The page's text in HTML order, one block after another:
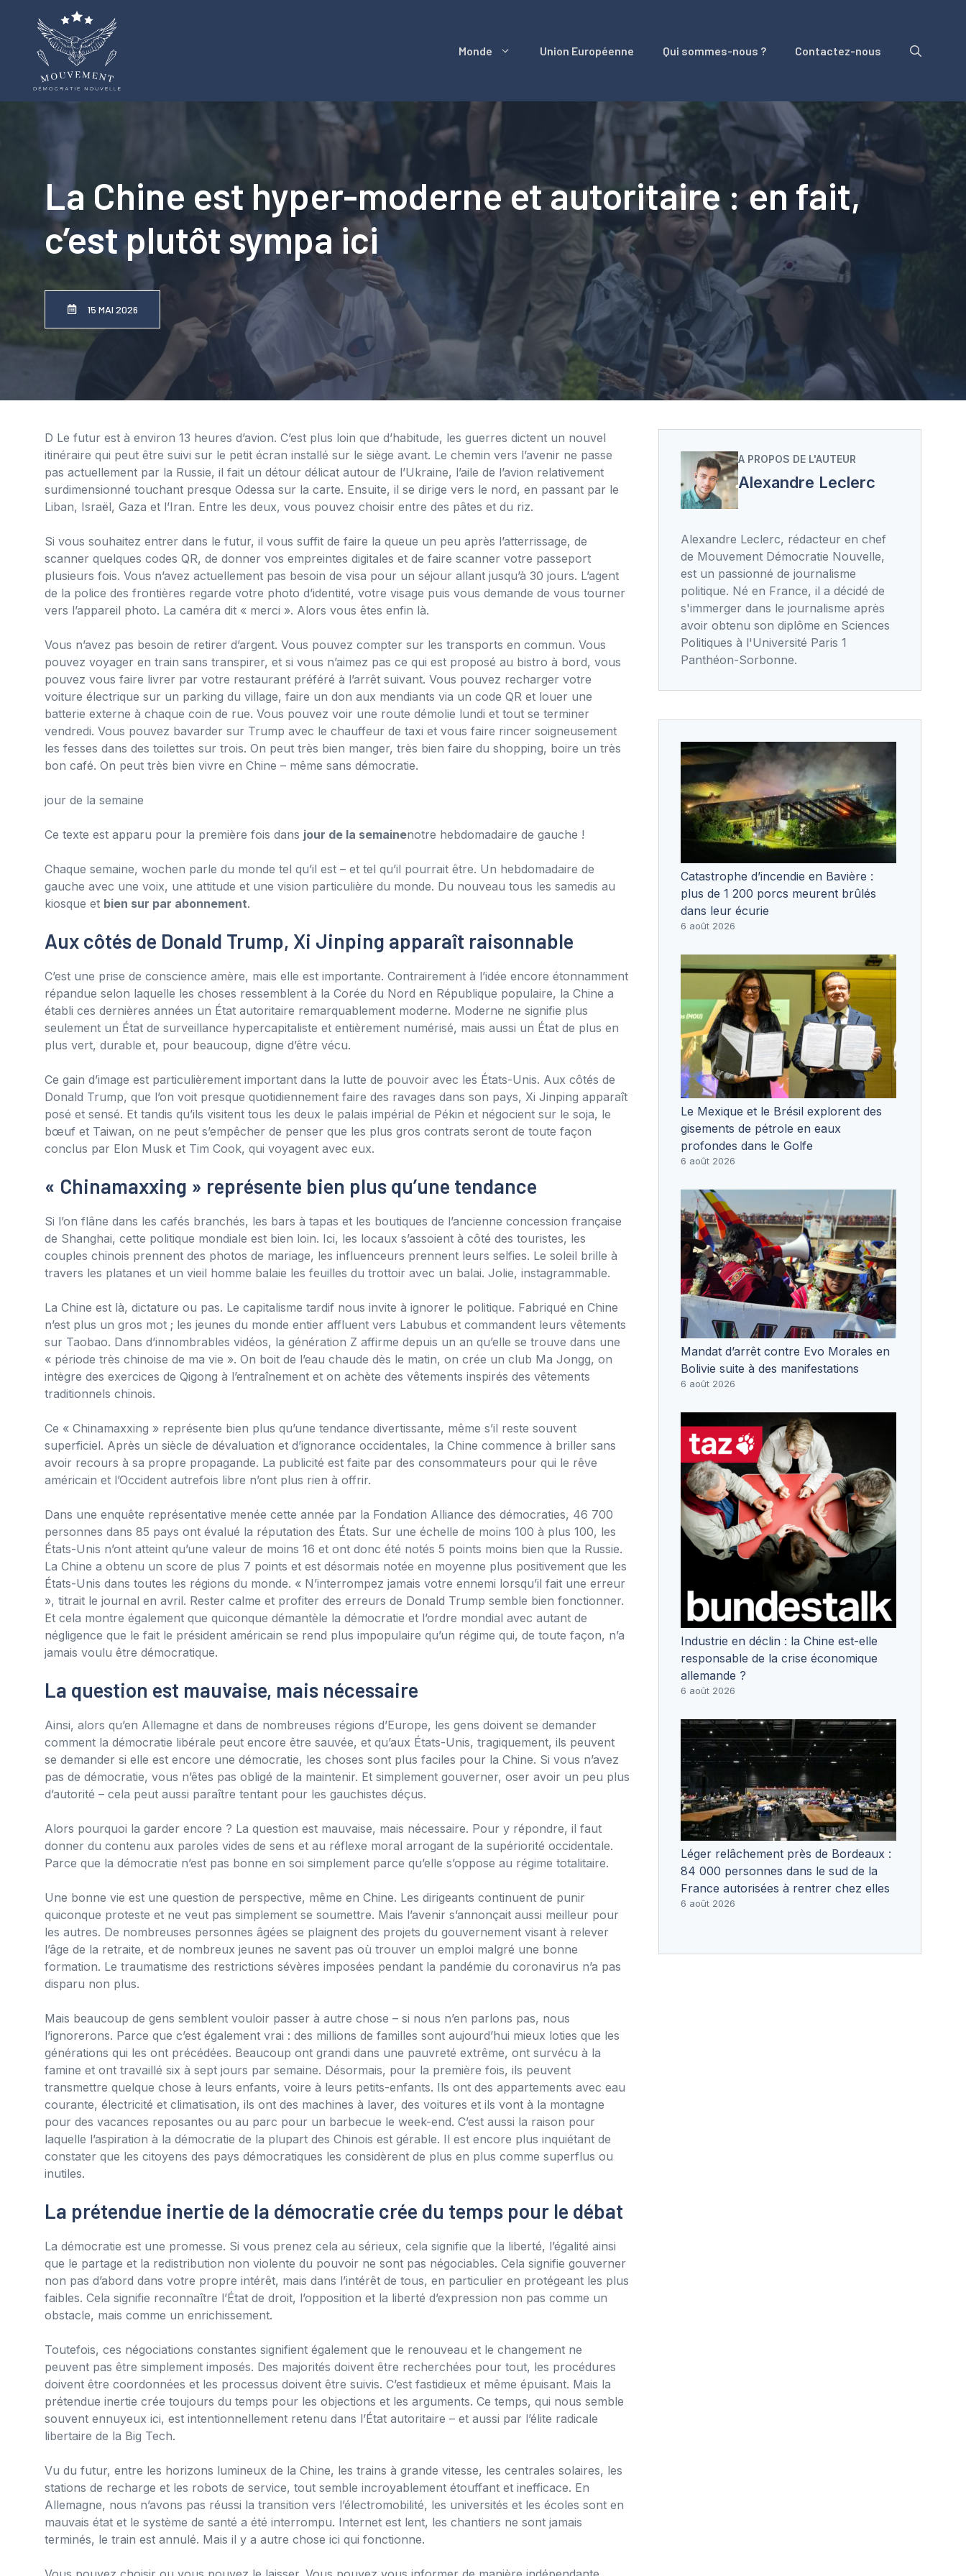
Monde Union Européenne Qui sommes-nous ? Contactez-nous
La Chine est hyper-moderne et autoritaire : en fait,
c’est plutôt sympa ici
15 MAI 2026
D Le futur est à environ 13 heures d’avion. C’est plus loin que d’habitude, les guerres dictent un nouvel
itinéraire qui peut être suivi sur le petit écran installé sur le siège avant. Le chemin vers l’avenir ne passe
pas actuellement par la Russie, il fait un détour délicat autour de l’Ukraine, l’aile de l’avion relativement
surdimensionné touchant presque Odessa sur la carte. Ensuite, il se dirige vers le nord, en passant par le
Liban, Israël, Gaza et l’Iran. Entre les deux, vous pouvez choisir entre des pâtes et du riz.
Si vous souhaitez entrer dans le futur, il vous suffit de faire la queue un peu après l’atterrissage, de
scanner quelques codes QR, de donner vos empreintes digitales et de faire scanner votre passeport
plusieurs fois. Vous n’avez actuellement pas besoin de visa pour un séjour allant jusqu’à 30 jours. L’agent
de la police des frontières regarde votre photo d’identité, votre visage puis vous demande de vous tourner
vers l’appareil photo. La caméra dit « merci ». Alors vous êtes enfin là.
Vous n’avez pas besoin de retirer d’argent. Vous pouvez compter sur les transports en commun. Vous
pouvez voyager en train sans transpirer, et si vous n’aimez pas ce qui est proposé au bistro à bord, vous
pouvez vous faire livrer par votre restaurant préféré à l’arrêt suivant. Vous pouvez recharger votre
voiture électrique sur un parking du village, faire un don aux mendiants via un code QR et louer une
batterie externe à chaque coin de rue. Vous pouvez voir une route démolie lundi et tout se terminer
vendredi. Vous pouvez bavarder sur Trump avec le chauffeur de taxi et vous faire rincer soigneusement
les fesses dans des toilettes sur trois. On peut très bien manger, très bien faire du shopping, boire un très
bon café. On peut très bien vivre en Chine – même sans démocratie.
jour de la semaine
Ce texte est apparu pour la première fois dans jour de la semainenotre hebdomadaire de gauche !
Chaque semaine, wochen parle du monde tel qu’il est – et tel qu’il pourrait être. Un hebdomadaire de
gauche avec une voix, une attitude et une vision particulière du monde. Du nouveau tous les samedis au
kiosque et bien sur par abonnement.
Aux côtés de Donald Trump, Xi Jinping apparaît raisonnable
C’est une prise de conscience amère, mais elle est importante. Contrairement à l’idée encore étonnamment
répandue selon laquelle les choses ressemblent à la Corée du Nord en République populaire, la Chine a
établi ces dernières années un État autoritaire remarquablement moderne. Moderne ne signifie plus
seulement un État de surveillance hypercapitaliste et entièrement numérisé, mais aussi un État de plus en
plus vert, durable et, pour beaucoup, digne d’être vécu.
Ce gain d’image est particulièrement important dans la lutte de pouvoir avec les États-Unis. Aux côtés de
Donald Trump, que l’on voit presque quotidiennement faire des ravages dans son pays, Xi Jinping apparaît
posé et sensé. Et tandis qu’ils visitent tous les deux le palais impérial de Pékin et négocient sur le soja, le
bœuf et Taiwan, on ne peut s’empêcher de penser que les plus gros contrats seront de toute façon
conclus par Elon Musk et Tim Cook, qui voyagent avec eux.
« Chinamaxxing » représente bien plus qu’une tendance
Si l’on flâne dans les cafés branchés, les bars à tapas et les boutiques de l’ancienne concession française
de Shanghai, cette politique mondiale est bien loin. Ici, les locaux s’assoient à côté des touristes, les
couples chinois prennent des photos de mariage, les influenceurs prennent leurs selfies. Le soleil brille à
travers les platanes et un vieil homme balaie les feuilles du trottoir avec un balai. Jolie, instagrammable.
La Chine est là, dictature ou pas. Le capitalisme tardif nous invite à ignorer le politique. Fabriqué en Chine
n’est plus un gros mot ; les jeunes du monde entier affluent vers Labubus et commandent leurs vêtements
sur Taobao. Dans d’innombrables vidéos, la génération Z affirme depuis un an qu’elle se trouve dans une
« période très chinoise de ma vie ». On boit de l’eau chaude dès le matin, on crée un club Ma Jongg, on
intègre des exercices de Qigong à l’entraînement et on achète des vêtements inspirés des vêtements
traditionnels chinois.
Ce « Chinamaxxing » représente bien plus qu’une tendance divertissante, même s’il reste souvent
superficiel. Après un siècle de dévaluation et d’ignorance occidentales, la Chine commence à briller sans
avoir recours à sa propre propagande. La publicité est faite par des consommateurs pour qui le rêve
américain et l’Occident autrefois libre n’ont plus rien à offrir.
Dans une enquête représentative menée cette année par la Fondation Alliance des démocraties, 46 700
personnes dans 85 pays ont évalué la réputation des États. Sur une échelle de moins 100 à plus 100, les
États-Unis n’ont atteint qu’une valeur de moins 16 et ont donc été notés 5 points moins bien que la Russie.
La Chine a obtenu un score de plus 7 points et est désormais notée en moyenne plus positivement que les
États-Unis dans toutes les régions du monde. « N’interrompez jamais votre ennemi lorsqu’il fait une erreur
», titrait le journal en avril. Rester calme et profiter des erreurs de Donald Trump semble bien fonctionner.
Et cela montre également que quiconque démantèle la démocratie et l’ordre mondial avec autant de
négligence que le fait le président américain se rend plus impopulaire qu’un régime qui, de toute façon, n’a
jamais voulu être démocratique.
La question est mauvaise, mais nécessaire
Ainsi, alors qu’en Allemagne et dans de nombreuses régions d’Europe, les gens doivent se demander
comment la démocratie libérale peut encore être sauvée, et qu’aux États-Unis, tragiquement, ils peuvent
se demander si elle est encore une démocratie, les choses sont plus faciles pour la Chine. Si vous n’avez
pas de démocratie, vous n’êtes pas obligé de la maintenir. Et simplement gouverner, oser avoir un peu plus
d’autorité – cela peut aussi paraître tentant pour les gauchistes déçus.
Alors pourquoi la garder encore ? La question est mauvaise, mais nécessaire. Pour y répondre, il faut
donner du contenu aux paroles vides de sens et au réflexe moral arrogant de la supériorité occidentale.
Parce que la démocratie n’est pas bonne en soi simplement parce qu’elle s’oppose au régime totalitaire.
Une bonne vie est une question de perspective, même en Chine. Les dirigeants continuent de punir
quiconque proteste et ne veut pas simplement se soumettre. Mais l’avenir s’annonçait aussi meilleur pour
les autres. De nombreuses personnes âgées se plaignent des projets du gouvernement visant à relever
l’âge de la retraite, et de nombreux jeunes ne savent pas où trouver un emploi malgré une bonne
formation. Le traumatisme des restrictions sévères imposées pendant la pandémie du coronavirus n’a pas
disparu non plus.
Mais beaucoup de gens semblent vouloir passer à autre chose – si nous n’en parlons pas, nous
l’ignorerons. Parce que c’est également vrai : des millions de familles sont aujourd’hui mieux loties que les
générations qui les ont précédées. Beaucoup ont grandi dans une pauvreté extrême, ont survécu à la
famine et ont travaillé six à sept jours par semaine. Désormais, pour la première fois, ils peuvent
transmettre quelque chose à leurs enfants, voire à leurs petits-enfants. Ils ont des appartements avec eau
courante, électricité et climatisation, ils ont des machines à laver, des voitures et ils vont à la montagne
pour des vacances reposantes ou au parc pour un barbecue le week-end. C’est aussi la raison pour
laquelle l’aspiration à la démocratie de la plupart des Chinois est gérable. Il est encore plus inquiétant de
constater que les citoyens des pays démocratiques les considèrent de plus en plus comme superflus ou
inutiles.
La prétendue inertie de la démocratie crée du temps pour le débat
La démocratie est une promesse. Si vous prenez cela au sérieux, cela signifie que la liberté, l’égalité ainsi
que le partage et la redistribution non violente du pouvoir ne sont pas négociables. Cela signifie gouverner
non pas d’abord dans votre propre intérêt, mais dans l’intérêt de tous, en particulier en protégeant les plus
faibles. Cela signifie reconnaître l’État de droit, l’opposition et la liberté d’expression non pas comme un
obstacle, mais comme un enrichissement.
Toutefois, ces négociations constantes signifient également que le renouveau et le changement ne
peuvent pas être simplement imposés. Des majorités doivent être recherchées pour tout, les procédures
doivent être coordonnées et les processus doivent être suivis. C’est fastidieux et même épuisant. Mais la
prétendue inertie crée toujours du temps pour les objections et les arguments. Ce temps, qui nous semble
souvent ennuyeux ici, est intentionnellement retenu dans l’État autoritaire – et aussi par l’élite radicale
libertaire de la Big Tech.
Vu du futur, entre les horizons lumineux de la Chine, les trains à grande vitesse, les centrales solaires, les
stations de recharge et les robots de service, tout semble incroyablement étouffant et inefficace. En
Allemagne, nous n’avons pas réussi la transition vers l’électromobilité, les universités et les écoles sont en
mauvais état et le système de santé a été interrompu. Internet est lent, les chantiers ne sont jamais
terminés, le train est annulé. Mais il y a autre chose ici qui fonctionne.
A PROPOS DE L'AUTEUR
Alexandre Leclerc
Alexandre Leclerc, rédacteur en chef
de Mouvement Démocratie Nouvelle,
est un passionné de journalisme
politique. Né en France, il a décidé de
s'immerger dans le journalisme après
avoir obtenu son diplôme en Sciences
Politiques à l'Université Paris 1
Panthéon-Sorbonne.
Catastrophe d’incendie en Bavière :
plus de 1 200 porcs meurent brûlés
dans leur écurie
6 août 2026
Le Mexique et le Brésil explorent des
gisements de pétrole en eaux
profondes dans le Golfe
6 août 2026
Mandat d’arrêt contre Evo Morales en
Bolivie suite à des manifestations
6 août 2026
Industrie en déclin : la Chine est-elle
responsable de la crise économique
allemande ?
6 août 2026
Léger relâchement près de Bordeaux :
84 000 personnes dans le sud de la
France autorisées à rentrer chez elles
6 août 2026